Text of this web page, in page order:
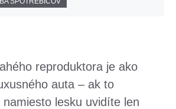
reproduktora je ako
auta – ak to
lesku uvidíte len